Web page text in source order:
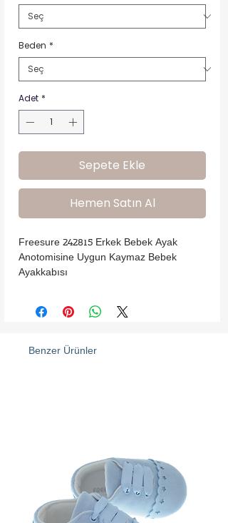
Beden *
Adet *
Sepete Ekle
Hemen Satın Al
Freesure 242815 Erkek Bebek Ayak
Anotomisine Uygun Kaymaz Bebek
Ayakkabısı
Benzer Ürünler